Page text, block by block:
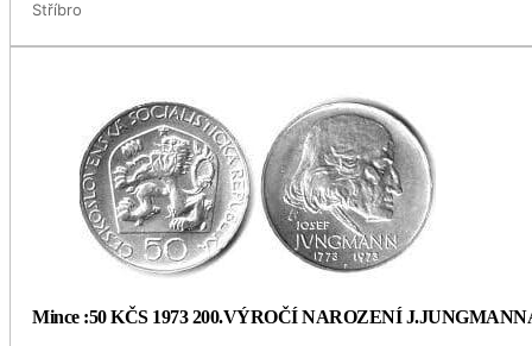
Stříbro
Mince :50 KČS 1973 200.VÝROČÍ NAROZENÍ